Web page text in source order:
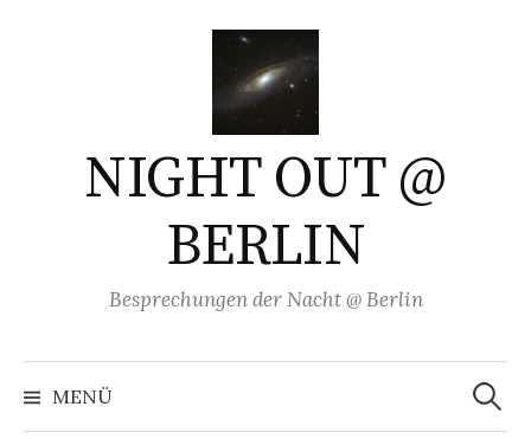
NIGHT OUT @
BERLIN
Besprechungen der Nacht @ Berlin
MENÜ
Suchen
nach: